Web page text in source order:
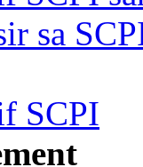
sa
SCPI